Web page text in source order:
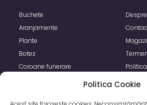
Politica Cookie
Buchete
Aranjamente
Plante
Botez
Coroane funerare